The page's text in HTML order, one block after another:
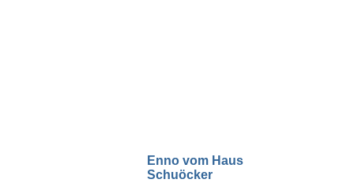
Enno vom Haus
Schuöcker